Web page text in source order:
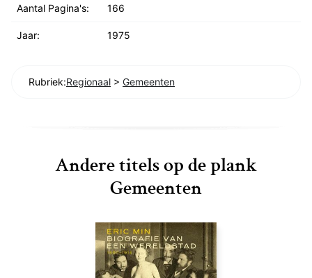
Aantal Pagina's: 166
Jaar: 1975
Rubriek:Regionaal > Gemeenten
Andere titels op de plank
Gemeenten